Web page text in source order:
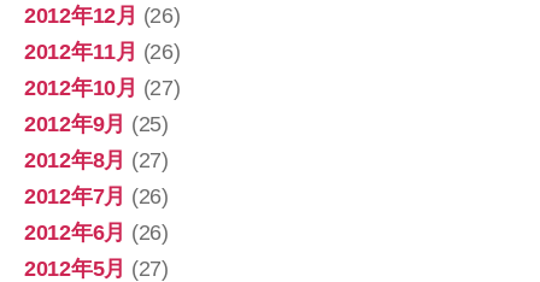
2012年12月 (26)
2012年11月 (26)
2012年10月 (27)
2012年9月 (25)
2012年8月 (27)
2012年7月 (26)
2012年6月 (26)
2012年5月 (27)